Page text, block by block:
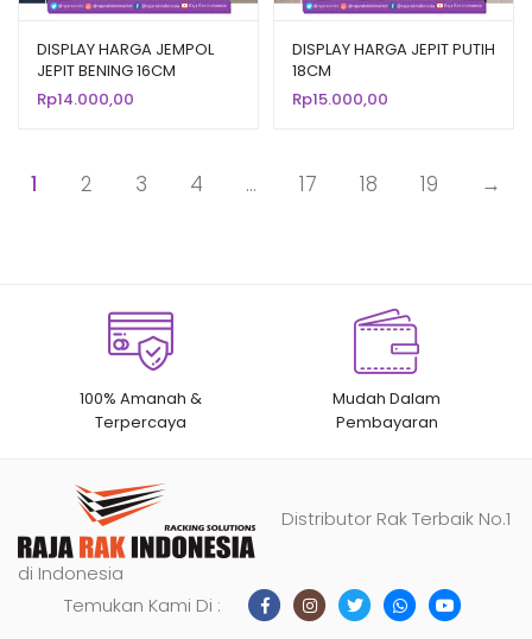
DISPLAY HARGA JEMPOL
JEPIT BENING 16CM
Rp14.000,00
DISPLAY HARGA JEPIT PUTIH
18CM
Rp15.000,00
1 2 3 4 … 17 18 19 →
100% Amanah &
Terpercaya
Mudah Dalam
Pembayaran
Distributor Rak Terbaik No.1
di Indonesia
Temukan Kami Di :